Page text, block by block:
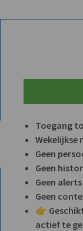
Toegang
Wekelijkse
Geen
Geen
Geen alerts
Geen
👉
actief te